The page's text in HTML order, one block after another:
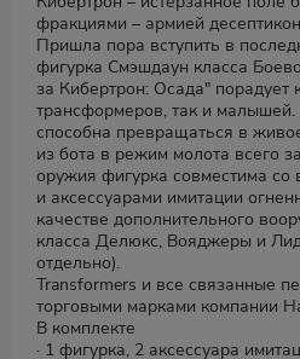
фракциями – армией
Пришла пора вступить в
фигурка Смэшдаун класса
за Кибертрон: Осада" порадует
трансформеров, так и
способна превращаться в
из бота в режим молота всего
оружия фигурка совместима
и аксессуарами имитации
качестве дополнительного
класса Делюкс, Вояджеры и
отдельно).
Transformers и все связанные
торговыми марками компании
В комплекте
· 1 фигурка, 2 аксессуара